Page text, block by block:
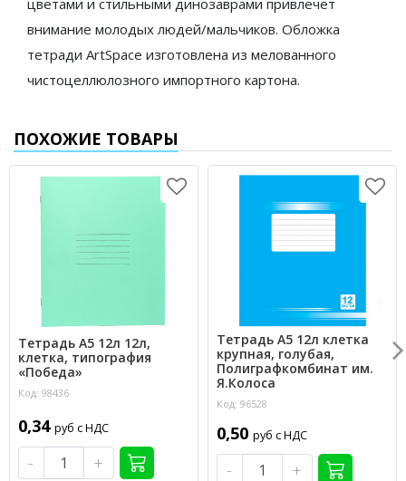
внимание молодых людей/мальчиков. Обложка
тетради ArtSpace изготовлена из мелованного
чистоцеллюлозного импортного картона.
ПОХОЖИЕ ТОВАРЫ
Тетрадь А5 12л 12л,
клетка, типография
«Победа»
Код: 98436
0,34 руб с НДС
- +
Тетрадь А5 12л клетка
крупная, голубая,
Полиграфкомбинат им.
Я.Колоса
Код: 96528
0,50 руб с НДС
- +